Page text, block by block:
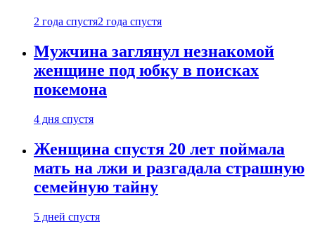
2 года спустя2 года спустя
Мужчина заглянул незнакомой
женщине под юбку в поисках
покемона
4 дня спустя
Женщина спустя 20 лет поймала
мать на лжи и разгадала страшную
семейную тайну
5 дней спустя